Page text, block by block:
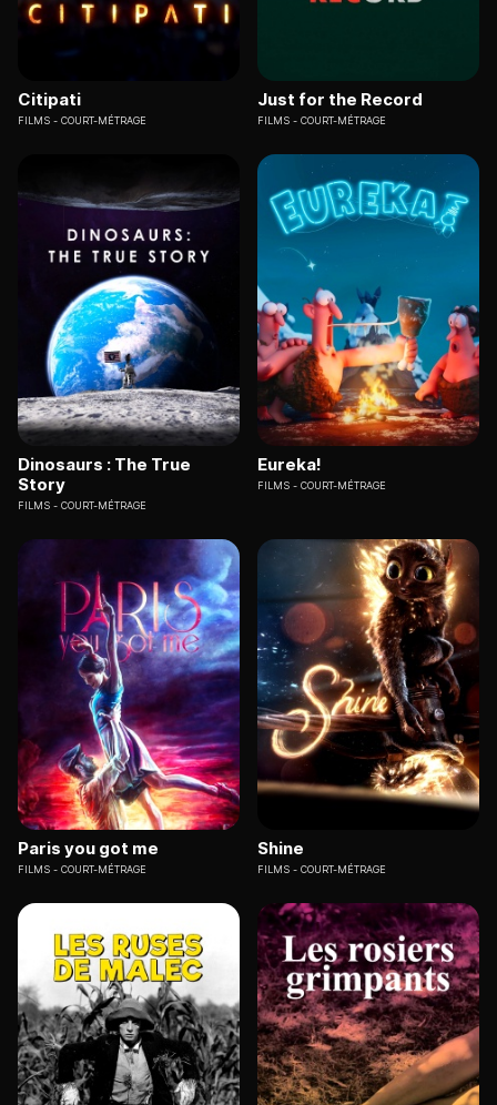
Citipati
FILMS COURT-MÉTRAGE
Just for the Record
FILMS COURT-MÉTRAGE
Dinosaurs : The True
Story
FILMS COURT-MÉTRAGE
Eureka!
FILMS COURT-MÉTRAGE
Paris you got me
FILMS COURT-MÉTRAGE
Shine
FILMS COURT-MÉTRAGE